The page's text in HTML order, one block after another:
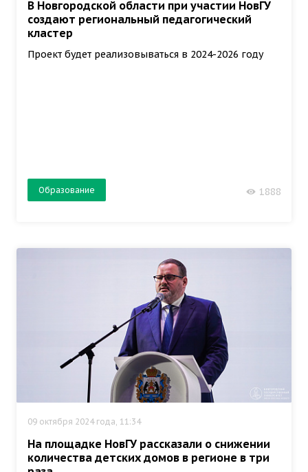
В Новгородской области при участии НовГУ
создают региональный педагогический
кластер
Проект будет реализовываться в 2024-2026 году
Образование 1888
09 октября 2024 года, 11:34
На площадке НовГУ рассказали о снижении
количества детских домов в регионе в три